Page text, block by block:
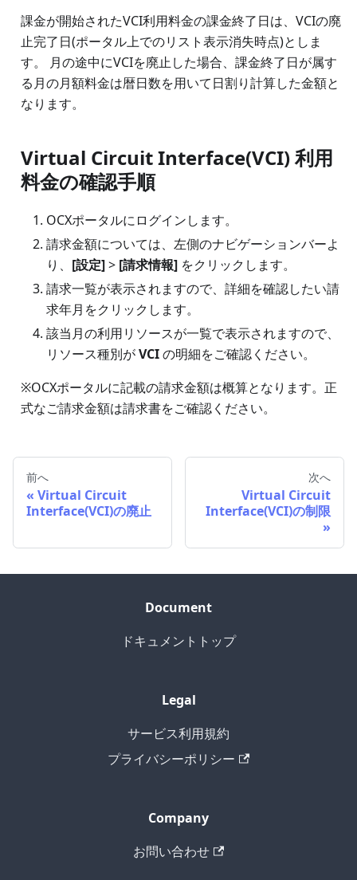
課金が開始されたVCI利用料金の課金終了日は、VCIの廃
止完了日(ポータル上でのリスト表示消失時点)としま
す。 月の途中にVCIを廃止した場合、課金終了日が属す
る月の月額料金は暦日数を用いて日割り計算した金額と
なります。
Virtual Circuit Interface(VCI) 利用
料金の確認手順
OCXポータルにログインします。
請求金額については、左側のナビゲーションバーよ
り、 [設定]> [請求情報] をクリックします。
請求一覧が表示されますので、詳細を確認したい請
求年月をクリックします。
該当月の利用リソースが一覧で表示されますので、
リソース種別がVCIの明細をご確認ください。
※OCXポータルに記載の請求金額は概算となります。正
式なご請求金額は請求書をご確認ください。
前へ
Virtual Circuit
Interface(VCI)の廃止
次へ
Virtual Circuit
Interface(VCI)の制限
Document
ドキュメントトップ
Legal
サービス利用規約
プライバシーポリシー
Company
お問い合わせ